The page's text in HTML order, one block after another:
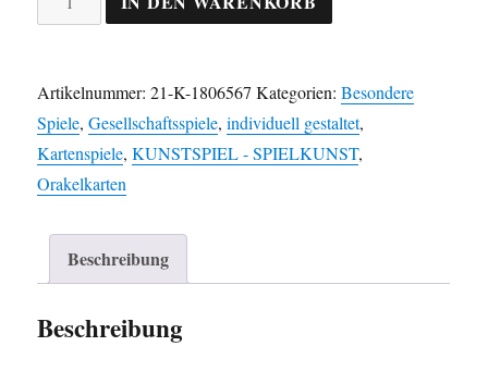
unvoreingenommene
Menge
Artikelnummer:21-K-1806567 Kategorien:Besondere
Spiele,Gesellschaftsspiele,individuell gestaltet,
Kartenspiele,KUNSTSPIEL - SPIELKUNST,
Orakelkarten
Beschreibung
Beschreibung